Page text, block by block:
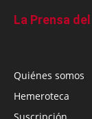
La Prensa
Quiénes somos
Hemeroteca